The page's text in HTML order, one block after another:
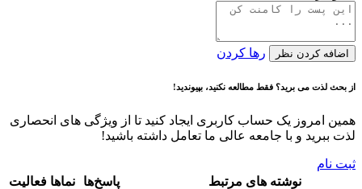
اضافه کردن نظر رها کردن
از بحث لذت می برید؟ فقط مطالعه نکنید، بپیوندید!
همین امروز یک حساب کاربری ایجاد کنید تا از ویژگی های انحصاری
لذت ببرید و با جامعه عالی ما تعامل داشته باشید!
ثبت نام
نوشته های مرتبط
پاسخ‌ها نماها فعالیت